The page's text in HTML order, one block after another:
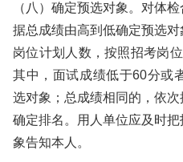
（八）确定预选对象。对体
据总成绩由高到低确定预选
岗位计划人数，按照招考岗
其中，面试成绩低于60分或
选对象；总成绩相同的，依
确定排名。用人单位应及时
象告知本人。